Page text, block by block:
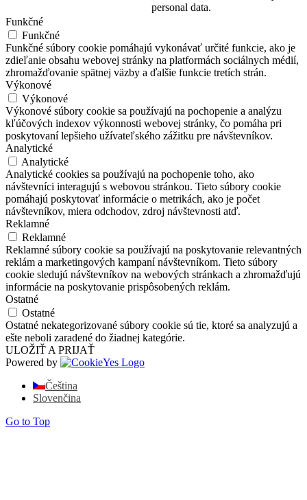
personal data.
Funkčné
Funkčné
Funkčné súbory cookie pomáhajú vykonávať určité funkcie, ako je
zdieľanie obsahu webovej stránky na platformách sociálnych médií,
zhromažďovanie spätnej väzby a ďalšie funkcie tretích strán.
Výkonové
Výkonové
Výkonové súbory cookie sa používajú na pochopenie a analýzu
kľúčových indexov výkonnosti webovej stránky, čo pomáha pri
poskytovaní lepšieho užívateľského zážitku pre návštevníkov.
Analytické
Analytické
Analytické cookies sa používajú na pochopenie toho, ako
návštevníci interagujú s webovou stránkou. Tieto súbory cookie
pomáhajú poskytovať informácie o metrikách, ako je počet
návštevníkov, miera odchodov, zdroj návštevnosti atď.
Reklamné
Reklamné
Reklamné súbory cookie sa používajú na poskytovanie relevantných
reklám a marketingových kampaní návštevníkom. Tieto súbory
cookie sledujú návštevníkov na webových stránkach a zhromažďujú
informácie na poskytovanie prispôsobených reklám.
Ostatné
Ostatné
Ostatné nekategorizované súbory cookie sú tie, ktoré sa analyzujú a
ešte neboli zaradené do žiadnej kategórie.
ULOŽIŤ A PRIJAŤ
Powered by
Čeština
Slovenčina
Go to Top